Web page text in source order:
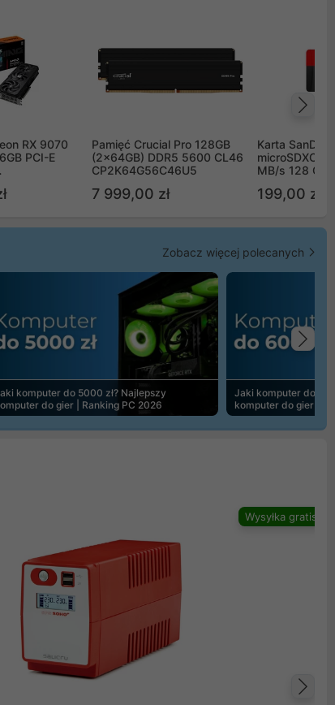
RX 9070
PCI-E
Pamięć Crucial Pro 128GB
(2x64GB) DDR5 5600 CL46
CP2K64G56C46U5
7 999,00 zł
Karta
microSDXC
MB/s 128 GB
199,00 zł
Zobacz więcej polecanych
komputer do 5000 zł? Najlepszy
do gier | Ranking PC 2026
Jaki komputer do
komputer do gier |
Wysyłka gratis